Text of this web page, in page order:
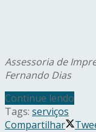
Assessoria de
Fernando Dias
Continue lendo
Tags: serviços
Compartilhar